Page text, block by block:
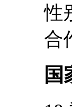
性
合
国